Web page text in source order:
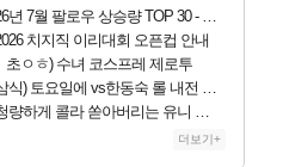
년 7월 팔로우 상승량 TOP 30 - 월간 치지직
치지직 이리대회 오픈컵 안내
초ㅇㅎ) 수녀 코스프레 제로투
식) 토요일에 vs한동숙 롤 내전 예정
량하게 콜라 쏟아버리는 유니 ㅋㅋㅋ
더보기+